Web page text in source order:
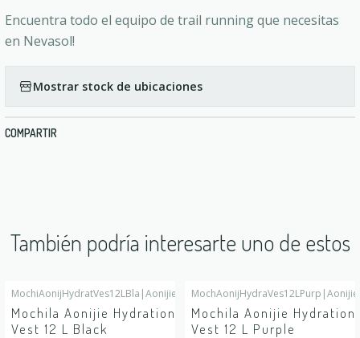
Encuentra todo el equipo de trail running que necesitas
en Nevasol!
Mostrar stock de ubicaciones
COMPARTIR
También podría interesarte uno de estos
OFF
MochiAonijHydratVes12LBla |Aonijie
Mochila Aonijie Hydration
Vest 12 L Black
OFF
MochAonijHydraVes12LPurp |Aonijie
Mochila Aonijie Hydration
Vest 12 L Purple